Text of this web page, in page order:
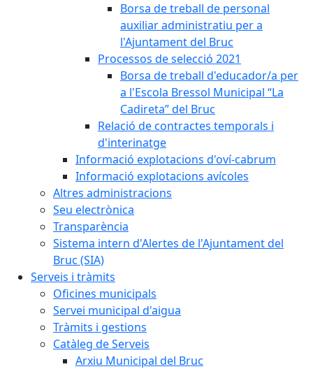
Borsa de treball de personal
auxiliar administratiu per a
l'Ajuntament del Bruc
Processos de selecció 2021
Borsa de treball d'educador/a per
a l'Escola Bressol Municipal “La
Cadireta” del Bruc
Relació de contractes temporals i
d'interinatge
Informació explotacions d'oví-cabrum
Informació explotacions avícoles
Altres administracions
Seu electrònica
Transparència
Sistema intern d'Alertes de l'Ajuntament del
Bruc (SIA)
Serveis i tràmits
Oficines municipals
Servei municipal d'aigua
Tràmits i gestions
Catàleg de Serveis
Arxiu Municipal del Bruc